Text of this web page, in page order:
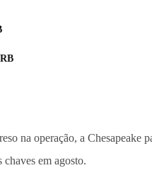
na operação, a Chesapeake
em agosto.